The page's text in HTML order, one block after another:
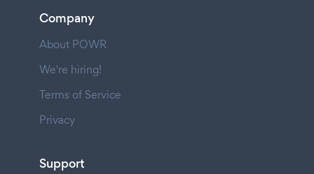
Company
About POWR
We're hiring!
Terms of Service
Privacy
Support